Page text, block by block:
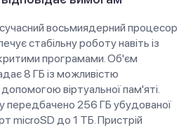
восьмиядерний процесор
стабільну роботу навіть із
програмами. Об'єм
8 ГБ із можливістю
віртуальної пам'яті.
передбачено 256 ГБ убудованої
microSD до 1 ТБ. Пристрій